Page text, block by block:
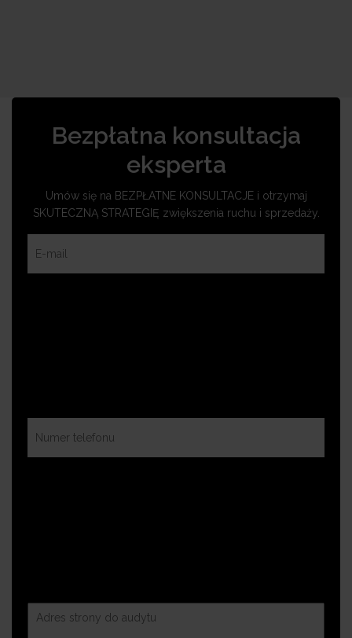
Bezpłatna konsultacja
eksperta
Umów się na BEZPŁATNE KONSULTACJE i otrzymaj
SKUTECZNĄ STRATEGIĘ zwiększenia ruchu i sprzedaży.